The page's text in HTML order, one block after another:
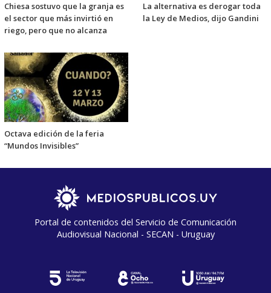
Chiesa sostuvo que la granja es
el sector que más invirtió en
riego, pero que no alcanza
La alternativa es derogar toda
la Ley de Medios, dijo Gandini
Octava edición de la feria
“Mundos Invisibles”
Portal de contenidos del Servicio de Comunicación
Audiovisual Nacional - SECAN - Uruguay